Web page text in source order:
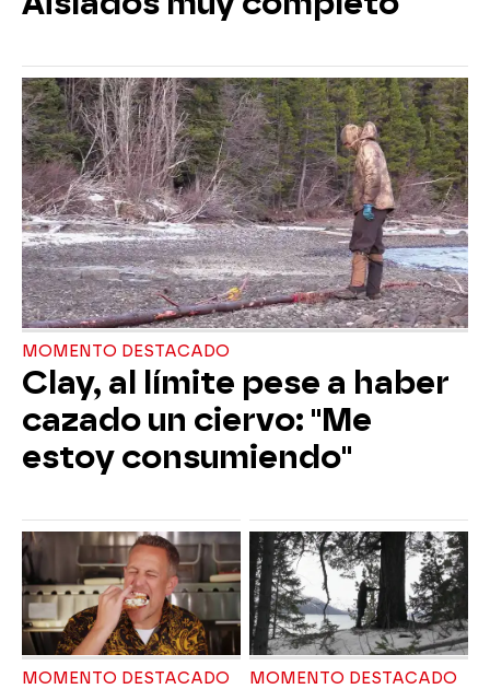
MOMENTO DESTACADO
Clay, al límite pese a haber
cazado un ciervo: "Me
estoy consumiendo"
MOMENTO DESTACADO MOMENTO DESTACADO